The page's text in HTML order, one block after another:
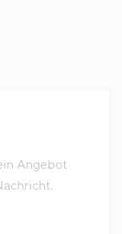
Angebot